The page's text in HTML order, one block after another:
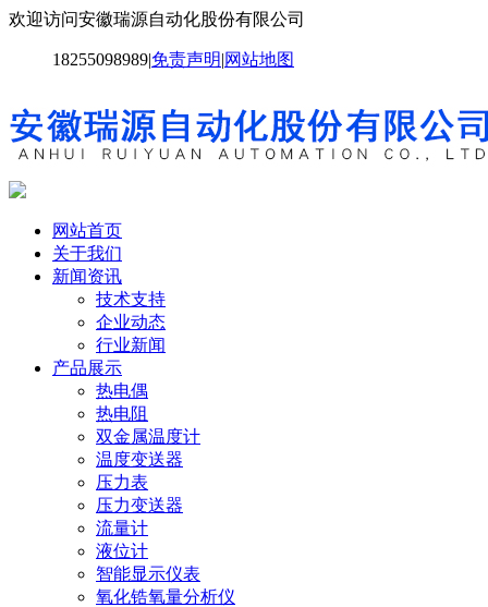
欢迎访问安徽瑞源自动化股份有限公司
18255098989|免责声明|网站地图
网站首页
关于我们
新闻资讯
技术支持
企业动态
行业新闻
产品展示
热电偶
热电阻
双金属温度计
温度变送器
压力表
压力变送器
流量计
液位计
智能显示仪表
氧化锆氧量分析仪